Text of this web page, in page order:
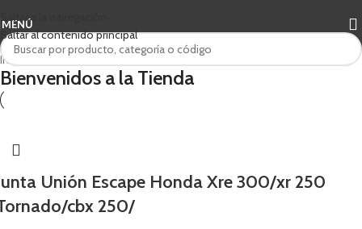
Saltar a la navegación
Saltar al contenido principal
MENÚ
Inicio Valflex
Bienvenidos a la Tienda
Unión Escape Honda Xre 300/xr 250
cbx 250/